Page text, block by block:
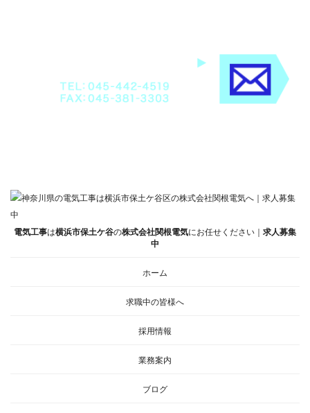
電気工事は横浜市保土ケ谷の株式会社関根電気にお任せください｜ 求人募集
中
ホーム
求職中の皆様へ
採用情報
業務案内
ブログ